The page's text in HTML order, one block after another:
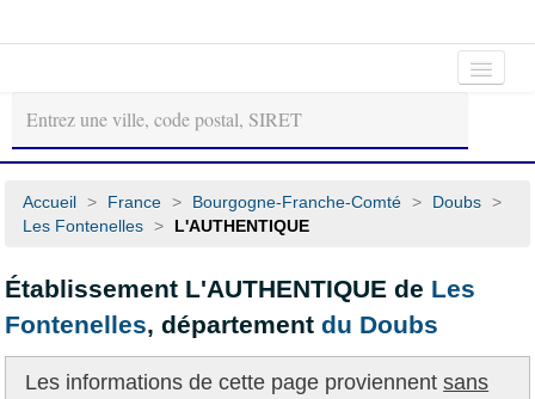
Autour
de
moi
Régions
Accueil > France > Bourgogne-Franche-Comté > Doubs >
Les Fontenelles > L'AUTHENTIQUE
Établissement L'AUTHENTIQUE de Les
Fontenelles, départementdu Doubs
Les informations de cette page proviennentsans